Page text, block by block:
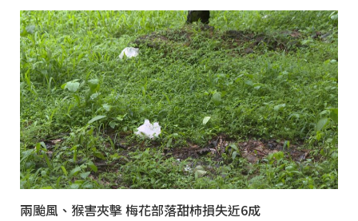
兩颱風、猴害夾擊 梅花部落甜柿損失近6成